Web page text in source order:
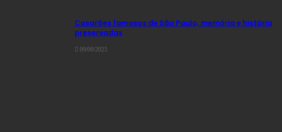
Casarões famosos de São Paulo, memória e história
preservadas
09/09/2025